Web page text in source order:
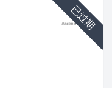
）。收入为
2023年前）（来
已过期